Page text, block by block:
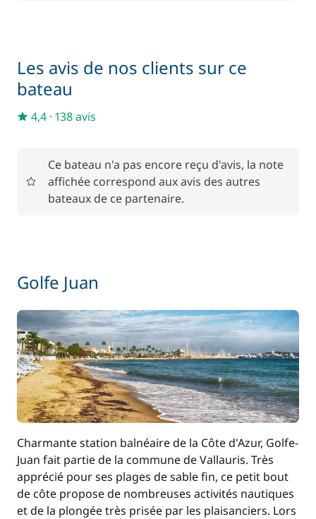
Les avis de nos clients sur ce
bateau
4,4 · 138 avis
Ce bateau n'a pas encore reçu d'avis, la note
affichée correspond aux avis des autres
bateaux de ce partenaire.
Golfe Juan
Charmante station balnéaire de la Côte d'Azur, Golfe-
Juan fait partie de la commune de Vallauris. Très
apprécié pour ses plages de sable fin, ce petit bout
de côte propose de nombreuses activités nautiques
et de la plongée très prisée par les plaisanciers. Lors